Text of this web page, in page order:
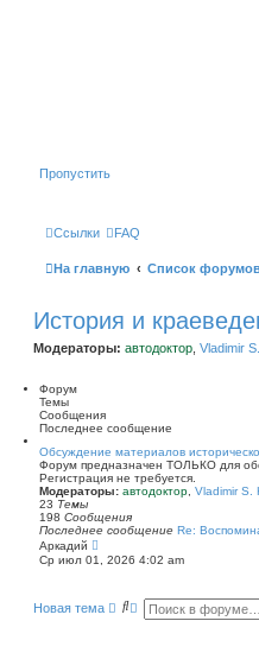
Пропустить
Ссылки FAQ
На главную Список
История и
Модераторы: автодоктор Vladimir
Форум
Темы
Сообщения
Последнее сообщение
Обсуждение материалов
Форум предназначен ТОЛЬКО для
Регистрация не требуется.
Модераторы: автодоктор Vladimir S.
23 Темы
198 Сообщения
Последнее сообщение Re:
Аркадий
р
т
Ср июл 01, 2026 4:02 am
Новая тема
П Р